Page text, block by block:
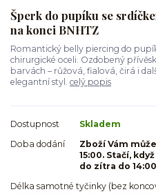
Šperk do pupíku se
na konci BNHTZ
Romantický belly piercing do
chirurgické oceli. Ozdobený
barvách – růžová, fialová, čirá i
elegantní styl. celý popis
Dostupnost
Skladem
Doba dodání
Zboží Vám
15:00. Stačí,
do zítra do 14:00
Délka samotné tyčinky (bez